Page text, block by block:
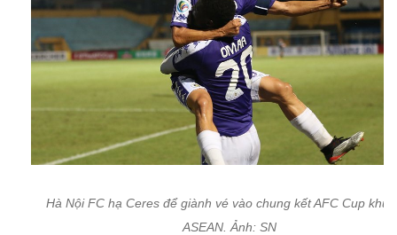
Hà Nội FC hạ Ceres để giành vé vào chung kết AFC Cup khu
ASEAN. Ảnh: SN